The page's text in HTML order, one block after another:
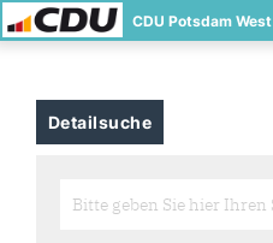
CDU Potsdam West
Detailsuche